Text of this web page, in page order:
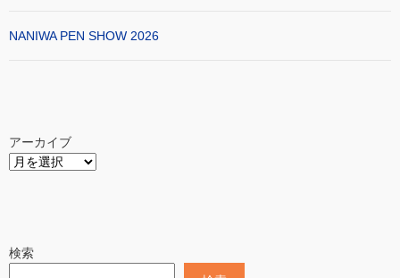
NANIWA PEN SHOW 2026
アーカイブ
検索